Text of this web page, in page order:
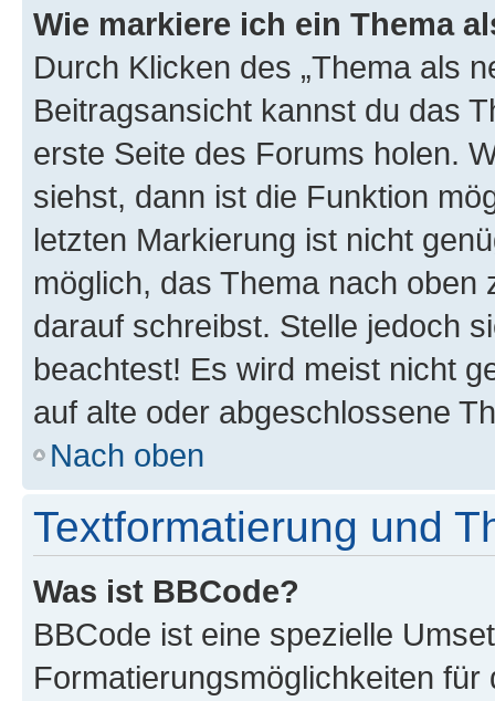
Wie markiere ich ein Thema
Durch Klicken des „Thema als
Beitragsansicht kannst du das
erste Seite des Forums holen.
siehst, dann ist die Funktion
letzten Markierung ist nicht
möglich, das Thema nach oben
darauf schreibst. Stelle jedoch
beachtest! Es wird meist nicht
auf alte oder abgeschlossene
Nach oben
Textformatierung und
Was ist BBCode?
BBCode ist eine spezielle
Formatierungsmöglichkeiten